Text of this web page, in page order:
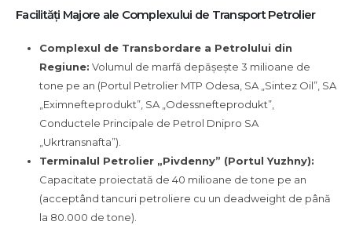
Facilități Majore ale Complexului de Transport Petrolier
Complexul de Transbordare a Petrolului din
Regiune: Volumul de marfă depășește 3 milioane de
tone pe an (Portul Petrolier MTP Odesa, SA „Sintez Oil”, SA
„Eximnefteprodukt”, SA „Odessnefteprodukt”,
Conductele Principale de Petrol Dnipro SA
„Ukrtransnafta”).
Terminalul Petrolier „Pivdenny” (Portul Yuzhny):
Capacitate proiectată de 40 milioane de tone pe an
(acceptând tancuri petroliere cu un deadweight de până
la 80.000 de tone).